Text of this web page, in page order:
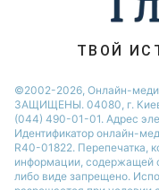
ТВОЙ
©2002-2026, Онлайн-
ЗАЩИЩЕНЫ. 04080, г.
(044) 490-01-01. Адрес
Идентификатор онлайн-
R40-01822. Перепечатка,
информации, содержащей
либо виде запрещено.